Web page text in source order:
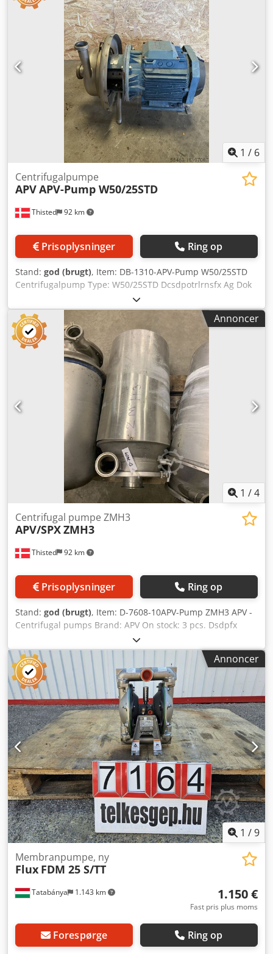
1 / 6
Thisted 92 km
Centrifugalpumpe
APVAPV-Pump W50/25STD
Prisoplysninger Ring op
Stand: god (brugt), Item: DB-1310-APV-Pump W50/25STD
Centrifugalpump Type: W50/25STD Dcsdpotrlrnsfx Ag Dok
V 380-420, Hz 50, min-1 2860, kW 7.5, A 14.7, cos 0,90 V
660-690 Y, Hz 50, min-1 2860, Kw 7.5, A 6.5, cos 0,90 V 440-
480, Hx 60, min-1 3435, kW 8.6, cos 0,92
Annoncer
1 /4
Thisted 92 km
Centrifugal pumpe ZMH3
APV/SPXZMH3
Prisoplysninger Ring op
Stand: god (brugt), Item: D-7608-10APV-Pump ZMH3 APV -
Centrifugal pumps Brand: APV On stock: 3 pcs. Dsdpfx
Agjhglrye Deck Type: ZMH3 (HP3) Engine: 18,5 kW
Inlet/Outlet 4"-3,5"
Annoncer
1 /9
Tatabánya 1.143 km
Membranpumpe, ny
Flux FDM 25 S/TT
1.150 €
Fast pris plus moms
Forespørge Ring op